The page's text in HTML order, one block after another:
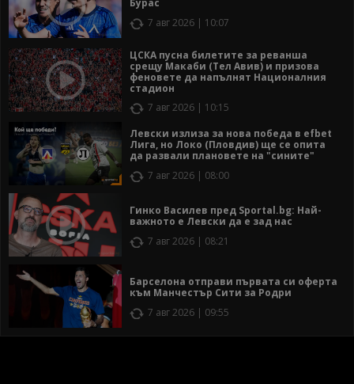
Бурас
7 авг 2026 | 10:07
ЦСКА пусна билетите за реванша
срещу Макаби (Тел Авив) и призова
феновете да напълнят Националния
стадион
7 авг 2026 | 10:15
Левски излиза за нова победа в efbet
Лига, но Локо (Пловдив) ще се опита
да развали плановете на "сините"
7 авг 2026 | 08:00
Гинко Василев пред Sportal.bg: Най-
важното е Левски да е зад нас
7 авг 2026 | 08:21
Барселона отправи първата си оферта
към Манчестър Сити за Родри
7 авг 2026 | 09:55